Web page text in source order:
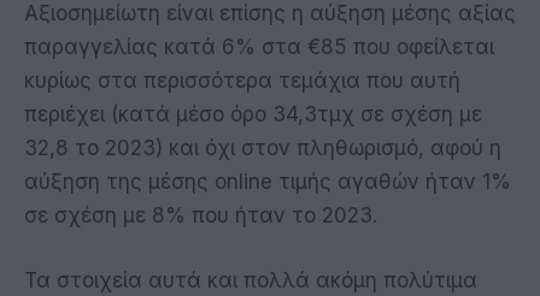
Αξιοσημείωτη είναι επίσης η αύξηση μέσης αξίας
παραγγελίας κατά 6% στα €85 που οφείλεται
κυρίως στα περισσότερα τεμάχια που αυτή
περιέχει (κατά μέσο όρο 34,3τμχ σε σχέση με
32,8 το 2023) και όχι στον πληθωρισμό, αφού η
αύξηση της μέσης online τιμής αγαθών ήταν 1%
σε σχέση με 8% που ήταν το 2023.
Τα στοιχεία αυτά και πολλά ακόμη πολύτιμα